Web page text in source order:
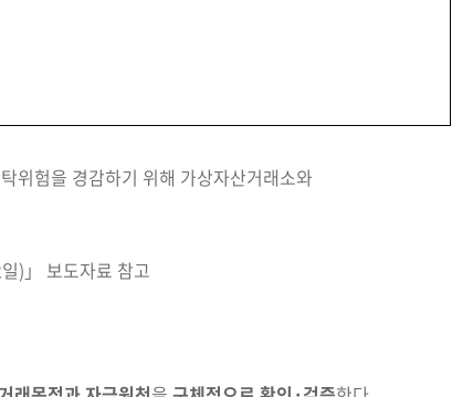
위험을 경감하기 위해 가상자산거래소와
)」 보도자료 참고